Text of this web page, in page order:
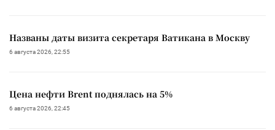
Названы даты визита секретаря Ватикана в Москву
6 августа 2026, 22:55
Цена нефти Brent поднялась на 5%
6 августа 2026, 22:45